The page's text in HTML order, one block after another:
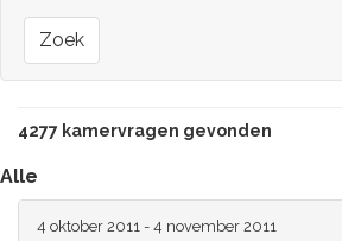
Zoek
4277 kamervragen gevonden
Alle
4 oktober 2011 - 4 november 2011